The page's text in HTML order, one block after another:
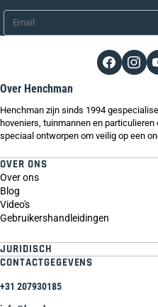
Over Henchman
Henchman zijn sinds 1994
hoveniers, tuinmannen en
speciaal ontworpen om veilig op een
OVER ONS
Over ons
Blog
Video's
Gebruikershandleidingen
JURIDISCH
CONTACTGEGEVENS
+31 207930185